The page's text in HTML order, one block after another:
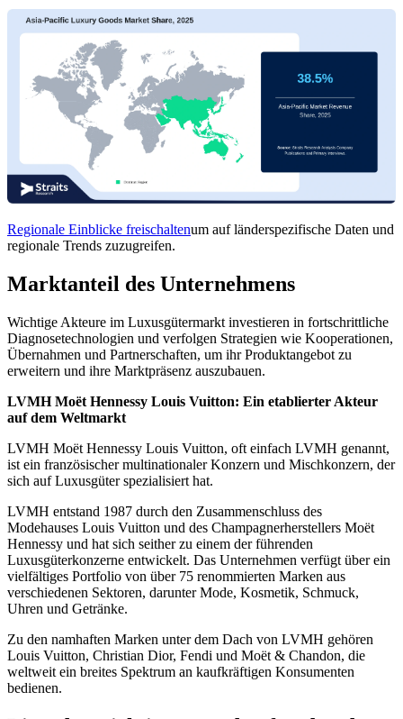
Regionale Einblicke freischaltenum auf länderspezifische Daten und
regionale Trends zuzugreifen.
Marktanteil des Unternehmens
Wichtige Akteure im Luxusgütermarkt investieren in fortschrittliche
Diagnosetechnologien und verfolgen Strategien wie Kooperationen,
Übernahmen und Partnerschaften, um ihr Produktangebot zu
erweitern und ihre Marktpräsenz auszubauen.
LVMH Moët Hennessy Louis Vuitton: Ein etablierter Akteur
auf dem Weltmarkt
LVMH Moët Hennessy Louis Vuitton, oft einfach LVMH genannt,
ist ein französischer multinationaler Konzern und Mischkonzern, der
sich auf Luxusgüter spezialisiert hat.
LVMH entstand 1987 durch den Zusammenschluss des
Modehauses Louis Vuitton und des Champagnerherstellers Moët
Hennessy und hat sich seither zu einem der führenden
Luxusgüterkonzerne entwickelt. Das Unternehmen verfügt über ein
vielfältiges Portfolio von über 75 renommierten Marken aus
verschiedenen Sektoren, darunter Mode, Kosmetik, Schmuck,
Uhren und Getränke.
Zu den namhaften Marken unter dem Dach von LVMH gehören
Louis Vuitton, Christian Dior, Fendi und Moët & Chandon, die
weltweit ein breites Spektrum an kaufkräftigen Konsumenten
bedienen.